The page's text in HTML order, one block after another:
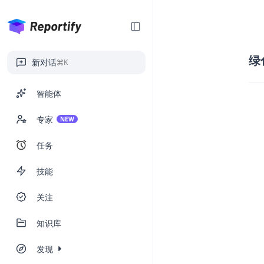
新对话 K
智能体
专家 NEW
任务
技能
关注
知识库
发现
绿